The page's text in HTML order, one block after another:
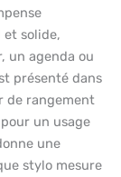
solide,
un agenda ou
présenté dans
de rangement
un usage
une
stylo mesure